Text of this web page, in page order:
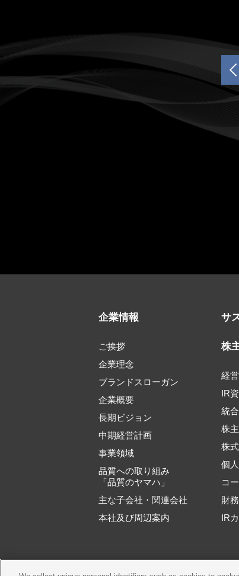
企業情報
ご挨拶
企業理念
ブランドスローガン
企業概要
長期ビジョン
中期経営計画
事業領域
品質への取り組み
「品質のヤマハ」
主な子会社・関連会社
本社及び周辺案内
サ
株
経
IR
統
株
株
個
コ
財
IR